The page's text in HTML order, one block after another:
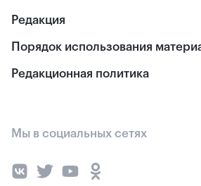
Редакция
Порядок использования
Редакционная политика
Мы в социальных сетях